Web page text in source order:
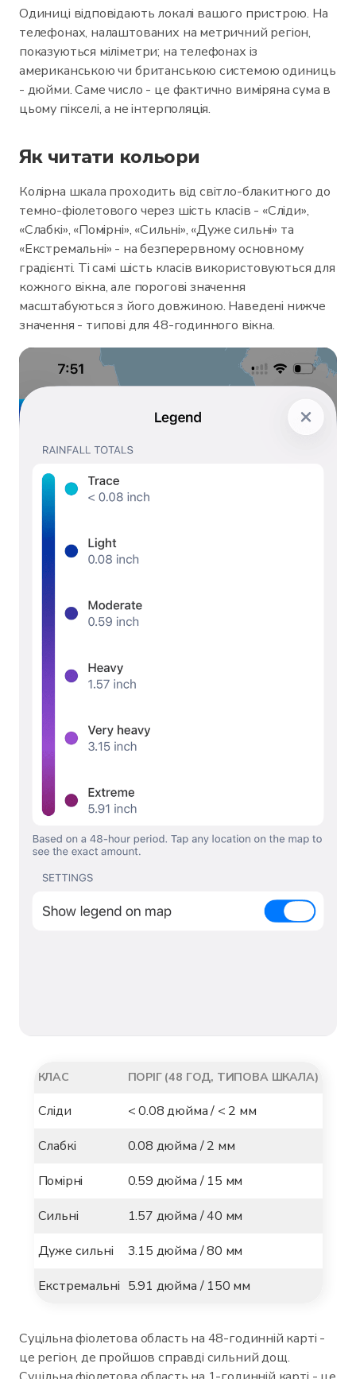
Одиниці відповідають локалі вашого пристрою. На
телефонах, налаштованих на метричний регіон,
показуються міліметри; на телефонах із
американською чи британською системою одиниць
- дюйми. Саме число - це фактично виміряна сума в
цьому пікселі, а не інтерполяція.
Як читати кольори
Колірна шкала проходить від світло-блакитного до
темно-фіолетового через шість класів - «Сліди»,
«Слабкі», «Помірні», «Сильні», «Дуже сильні» та
«Екстремальні» - на безперервному основному
градієнті. Ті самі шість класів використовуються для
кожного вікна, але порогові значення
масштабуються з його довжиною. Наведені нижче
значення - типові для 48-годинного вікна.
КЛАС ПОРІГ (48 ГОД, ТИПОВА ШКАЛА)
Сліди
< 0.08 дюйма / < 2 мм
Слабкі
0.08 дюйма / 2 мм
Помірні
0.59 дюйма / 15 мм
Сильні
1.57 дюйма / 40 мм
Дуже сильні
3.15 дюйма / 80 мм
Екстремальні 5.91 дюйма / 150 мм
Суцільна фіолетова область на 48-годинній карті -
це регіон, де пройшов справді сильний дощ.